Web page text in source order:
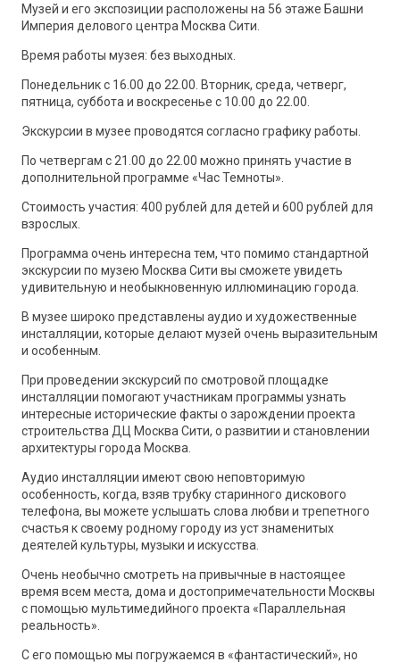
Музей и его экспозиции расположены на 56 этаже Башни
Империя делового центра Москва Сити.
Время работы музея: без выходных.
Понедельник с 16.00 до 22.00. Вторник, среда, четверг,
пятница, суббота и воскресенье с 10.00 до 22.00.
Экскурсии в музее проводятся согласно графику работы.
По четвергам с 21.00 до 22.00 можно принять участие в
дополнительной программе «Час Темноты».
Стоимость участия: 400 рублей для детей и 600 рублей для
взрослых.
Программа очень интересна тем, что помимо стандартной
экскурсии по музею Москва Сити вы сможете увидеть
удивительную и необыкновенную иллюминацию города.
В музее широко представлены аудио и художественные
инсталляции, которые делают музей очень выразительным
и особенным.
При проведении экскурсий по смотровой площадке
инсталляции помогают участникам программы узнать
интересные исторические факты о зарождении проекта
строительства ДЦ Москва Сити, о развитии и становлении
архитектуры города Москва.
Аудио инсталляции имеют свою неповторимую
особенность, когда, взяв трубку старинного дискового
телефона, вы можете услышать слова любви и трепетного
счастья к своему родному городу из уст знаменитых
деятелей культуры, музыки и искусства.
Очень необычно смотреть на привычные в настоящее
время всем места, дома и достопримечательности Москвы
с помощью мультимедийного проекта «Параллельная
реальность».
С его помощью мы погружаемся в «фантастический», но